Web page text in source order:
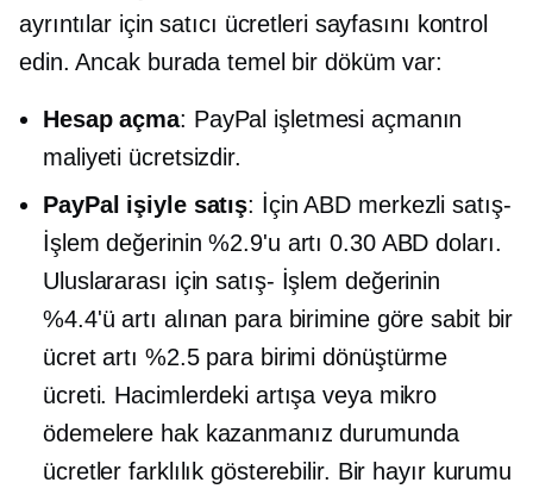
ayrıntılar için satıcı ücretleri sayfasını kontrol
edin. Ancak burada temel bir döküm var:
Hesap açma: PayPal işletmesi açmanın
maliyeti ücretsizdir.
PayPal işiyle satış: İçinABD merkezli satış-
İşlem değerinin %2.9'u artı 0.30 ABD doları.
Uluslararası içinsatış- İşlem değerinin
%4.4'ü artı alınan para birimine göre sabit bir
ücret artı %2.5 para birimi dönüştürme
ücreti. Hacimlerdeki artışa veya mikro
ödemelere hak kazanmanız durumunda
ücretler farklılık gösterebilir. Bir hayır kurumu